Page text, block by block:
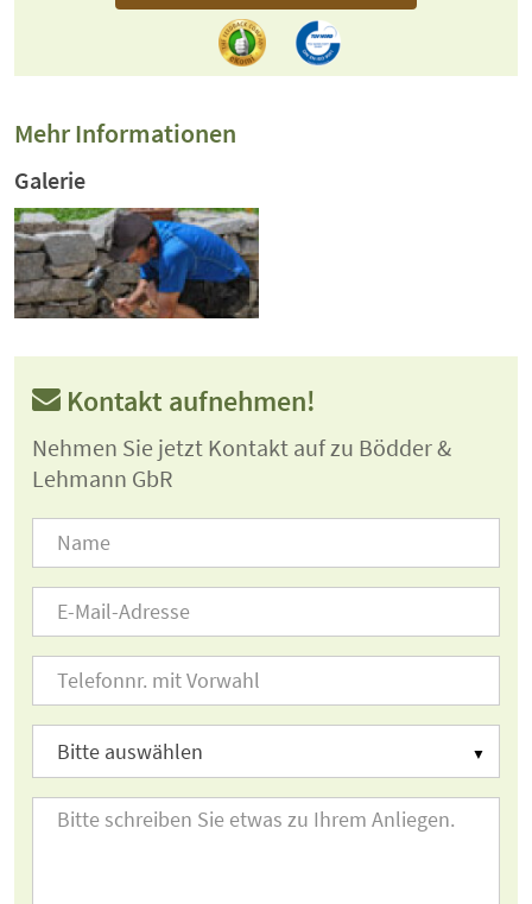
Mehr Informationen
Galerie
Kontakt aufnehmen!
Nehmen Sie jetzt Kontakt auf zu Bödder &
Lehmann GbR